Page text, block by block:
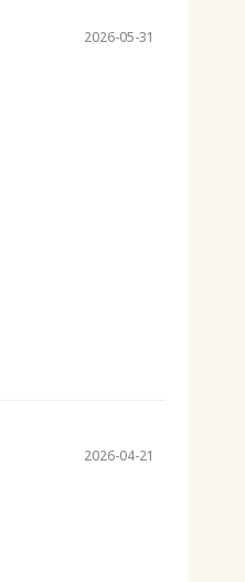
2026-05-31
2026-04-21